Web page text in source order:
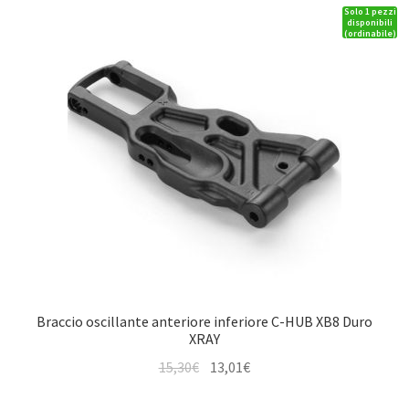
Solo 1 pezzi
disponibili
(ordinabile)
Braccio oscillante anteriore inferiore C-HUB XB8 Duro
XRAY
15,30€ 13,01€Il